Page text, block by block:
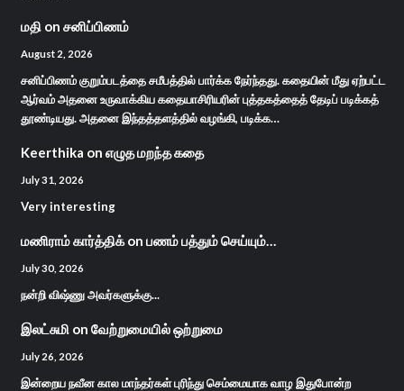
மதி on சனிப்பிணம்
August 2, 2026
சனிப்பிணம் குறும்படத்தை சமீபத்தில் பார்க்க நேர்ந்தது. கதையின் மீது ஏற்பட்ட
ஆர்வம் அதனை உருவாக்கிய கதையாசிரியரின் புத்தகத்தைத் தேடிப் படிக்கத்
தூண்டியது. அதனை இந்தத்தளத்தில் வழங்கி, படிக்க…
Keerthika on எழுத மறந்த கதை
July 31, 2026
Very interesting
மணிராம் கார்த்திக்on பணம் பத்தும் செய்யும்…
July 30, 2026
நன்றி விஷ்ணு அவர்களுக்கு...
இலட்சுமி on வேற்றுமையில் ஒற்றுமை
July 26, 2026
இன்றைய நவீன கால மாந்தர்கள் புரிந்து செம்மையாக வாழ இதுபோன்ற